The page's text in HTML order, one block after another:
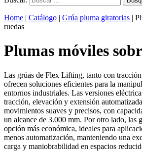
Home | Catálogo | Grúa pluma giratorias |
ruedas
Plumas móviles
Las grúas de Flex Lifting, tanto con
ofrecen soluciones eficientes para la
entornos industriales. Las versiones
tracción, elevación y extensión
movimientos suaves y precisos, con
un alcance de 3.000 mm. Por otro lado, las
opción más económica, ideales para
menos automatización, manteniendo una
carga y maniobrabilidad en espacios